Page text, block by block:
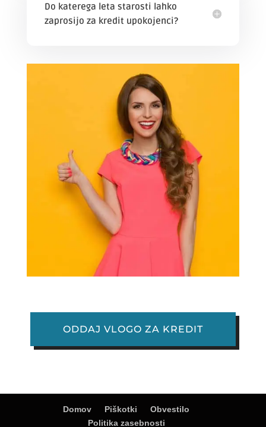
Do katerega leta starosti lahko
zaprosijo za kredit upokojenci?
ODDAJ VLOGO ZA KREDIT
Domov Piškotki
Obvestilo
Politika zasebnosti